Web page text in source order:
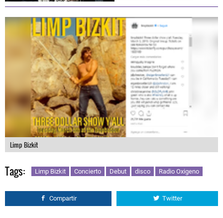
Limp Bizkit
Tags: Limp Bizkit Concierto Debut disco Radio Oxigeno
Compartir Twitter